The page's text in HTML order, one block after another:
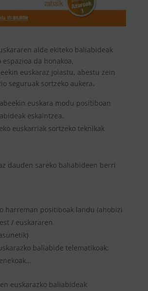
alde ekiteko baliabideak
da honakoa,
euskaraz jolastu, abestu zein
seguruak sortzeko aukera.
euskara modu positiboan
eskaintzea.
euskarriak sortzeko teknikak
dauden sareko baliabideen berri
harreman positiboak landu (ahobizi
/ euskararen
baliabide telematikoak;
euskarazko baliabideak